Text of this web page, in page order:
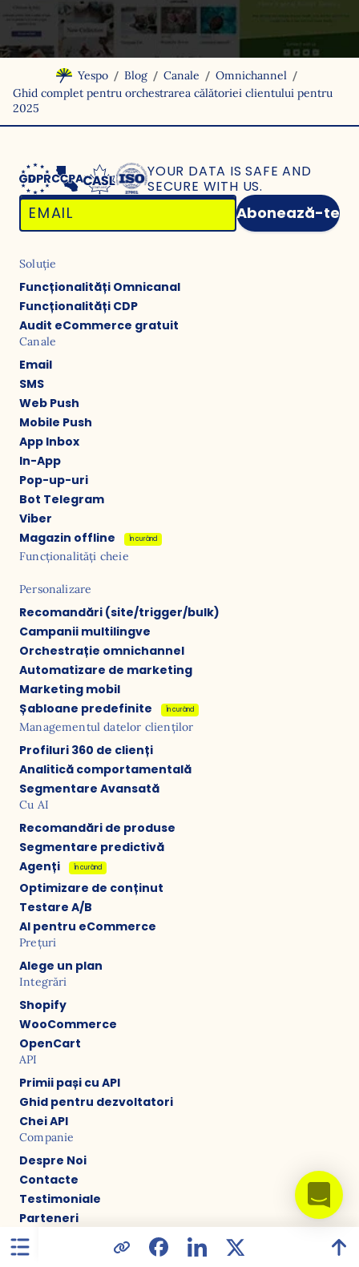
Yespo / Blog / Canale / Omnichannel /
Ghid complet pentru orchestrarea călătoriei clientului pentru
2025
YOUR DATA IS SAFE AND
SECURE WITH US.
Abonează-te
Soluție
Funcționalități Omnicanal
Funcționalități CDP
Audit eCommerce gratuit
Canale
Email
SMS
Web Push
Mobile Push
App Inbox
In-App
Pop-up-uri
Bot Telegram
Viber
Magazin offline
În curând
Funcționalități cheie
Personalizare
Recomandări (site/trigger/bulk)
Campanii multilingve
Orchestrație omnichannel
Automatizare de marketing
Marketing mobil
Șabloane predefinite
În curând
Managementul datelor clienților
Profiluri 360 de clienți
Analitică comportamentală
Segmentare Avansată
Cu AI
Recomandări de produse
Segmentare predictivă
Agenți
În curând
Optimizare de conținut
Testare A/B
AI pentru eCommerce
Prețuri
Alege un plan
Integrări
Shopify
WooCommerce
OpenCart
API
Primii pași cu API
Ghid pentru dezvoltatori
Chei API
Companie
Despre Noi
Contacte
Testimoniale
Parteneri
Carieră
Agenție de marketing